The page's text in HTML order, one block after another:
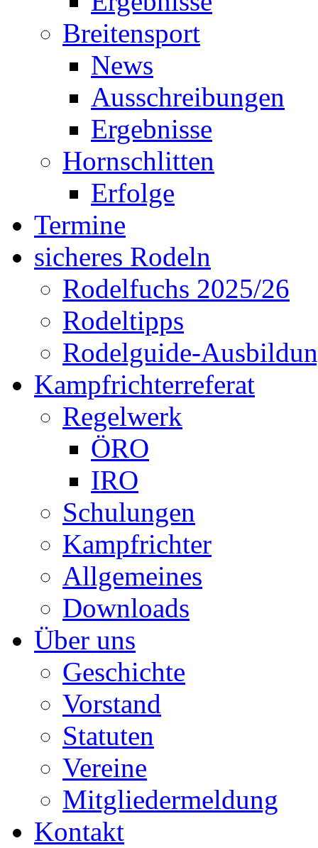
Breitensport
News
Ausschreibungen
Ergebnisse
Hornschlitten
Erfolge
Termine
sicheres Rodeln
Rodelfuchs 2025/26
Rodeltipps
Rodelguide-
Kampfrichterreferat
Regelwerk
ÖRO
IRO
Schulungen
Kampfrichter
Allgemeines
Downloads
Über uns
Geschichte
Vorstand
Statuten
Vereine
Mitgliedermeldung
Kontakt